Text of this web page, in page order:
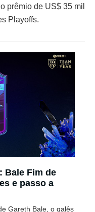
prêmio de US$ 35 mil
Playoffs.
Bale Fim de
e passo a
Gareth Bale, o galês